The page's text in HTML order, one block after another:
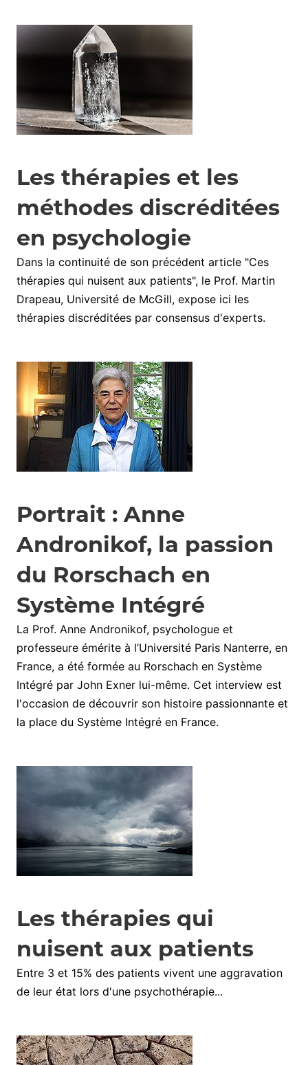
Les thérapies et les
méthodes discréditées
en psychologie
Dans la continuité de son précédent article "Ces
thérapies qui nuisent aux patients", le Prof. Martin
Drapeau, Université de McGill, expose ici les
thérapies discréditées par consensus d'experts.
Portrait : Anne
Andronikof, la passion
du Rorschach en
Système Intégré
La Prof. Anne Andronikof, psychologue et
professeure émérite à l’Université Paris Nanterre, en
France, a été formée au Rorschach en Système
Intégré par John Exner lui-même. Cet interview est
l'occasion de découvrir son histoire passionnante et
la place du Système Intégré en France.
Les thérapies qui
nuisent aux patients
Entre 3 et 15% des patients vivent une aggravation
de leur état lors d'une psychothérapie...